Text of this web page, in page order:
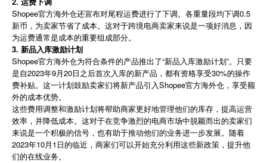
登录 免费使用
Shopee官方海外仓还宣布对尾程运费进行了下调。各重量段均下调0.5
新币，为卖家节省了成本。这对于跨境电商卖家来说是一项好消息，因
为运费通常是成本的重要组成部分。
3. 新品入库激励计划
Shopee官方海外仓为符合条件的产品推出了“新品入库激励计划”。只要
是自2023年9月20日之后首次入库的新产品，都有资格享受30%的操作
费补贴。这一计划鼓励卖家们将新产品引入Shopee官方海外仓，享受额
外的成本优势。
这些费用调整和激励计划将帮助商家更好地管理他们的库存，提高运营
效率，并降低成本。这对于在竞争激烈的电商市场中脱颖而出的卖家们
来说是一个积极的信号，也有助于推动他们的业务进一步发展。随着
2023年10月1日的临近，商家们可以开始充分利用这些新政策，提升他
们的在线业务。